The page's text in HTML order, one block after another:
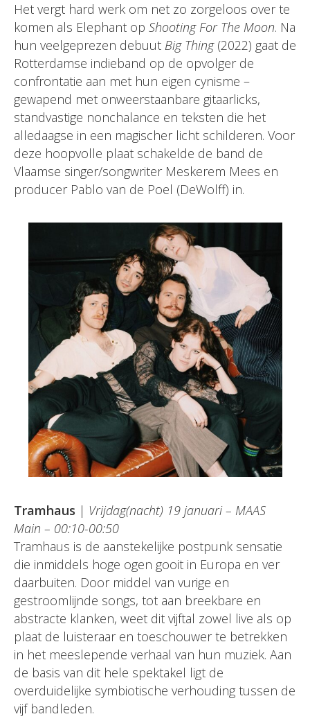
Het vergt hard werk om net zo zorgeloos over te
komen als Elephant op Shooting For The Moon. Na
hun veelgeprezen debuut Big Thing(2022) gaat de
Rotterdamse indieband op de opvolger de
confrontatie aan met hun eigen cynisme –
gewapend met onweerstaanbare gitaarlicks,
standvastige nonchalance en teksten die het
alledaagse in een magischer licht schilderen. Voor
deze hoopvolle plaat schakelde de band de
Vlaamse singer/songwriter Meskerem Mees en
producer Pablo van de Poel (DeWolff) in.
Tramhaus | Vrijdag(nacht) 19 januari – MAAS
Main – 00:10-00:50
Tramhaus is de aanstekelijke postpunk sensatie
die inmiddels hoge ogen gooit in Europa en ver
daarbuiten. Door middel van vurige en
gestroomlijnde songs, tot aan breekbare en
abstracte klanken, weet dit vijftal zowel live als op
plaat de luisteraar en toeschouwer te betrekken
in het meeslepende verhaal van hun muziek. Aan
de basis van dit hele spektakel ligt de
overduidelijke symbiotische verhouding tussen de
vijf bandleden.